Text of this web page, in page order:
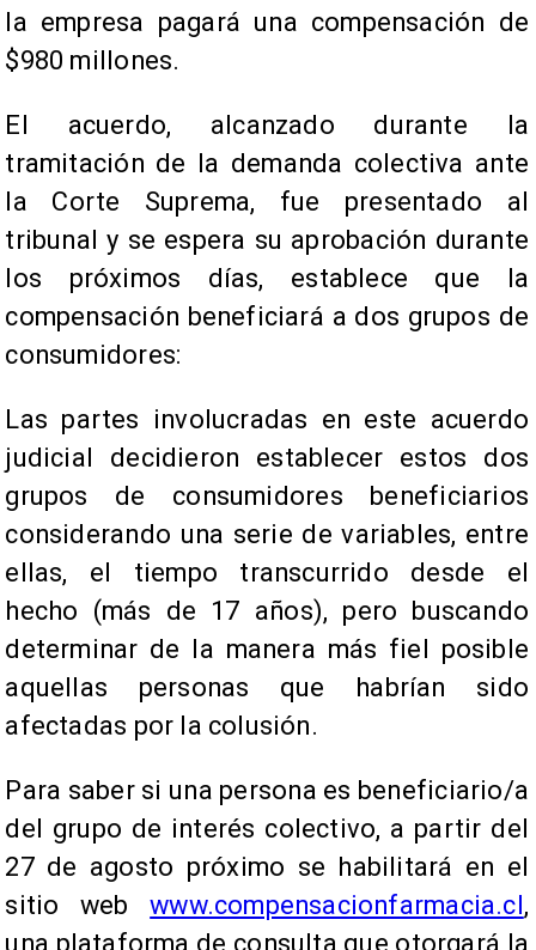
la empresa pagará una compensación de
$980 millones.
El acuerdo, alcanzado durante la
tramitación de la demanda colectiva ante
la Corte Suprema, fue presentado al
tribunal y se espera su aprobación durante
los próximos días, establece que la
compensación beneficiará a dos grupos de
consumidores:
Las partes involucradas en este acuerdo
judicial decidieron establecer estos dos
grupos de consumidores beneficiarios
considerando una serie de variables, entre
ellas, el tiempo transcurrido desde el
hecho (más de 17 años), pero buscando
determinar de la manera más fiel posible
aquellas personas que habrían sido
afectadas por la colusión.
Para saber si una persona es beneficiario/a
del grupo de interés colectivo, a partir del
27 de agosto próximo se habilitará en el
sitio webwww.compensacionfarmacia.cl,
una plataforma de consulta que otorgará la